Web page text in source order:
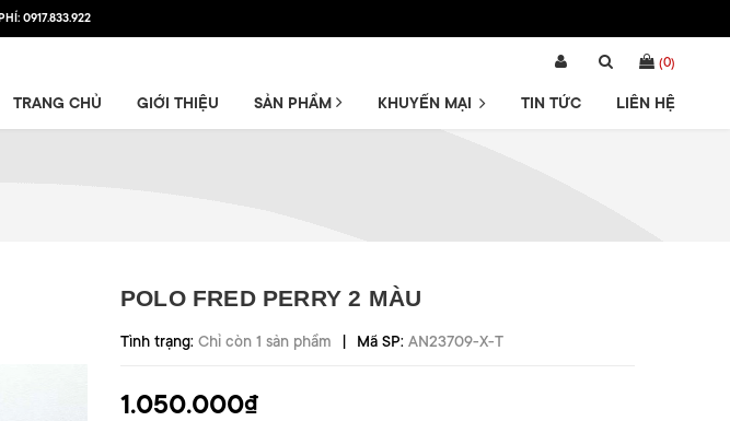
0917.833.922
(0)
TRANG CHỦ GIỚI THIỆU SẢN PHẨM KHUYẾN MẠI TIN TỨC LIÊN HỆ
POLO FRED PERRY 2 MÀU
Tình trạng: Chỉ còn 1 sản phẩm | Mã SP: AN23709-X-T
1.050.000₫